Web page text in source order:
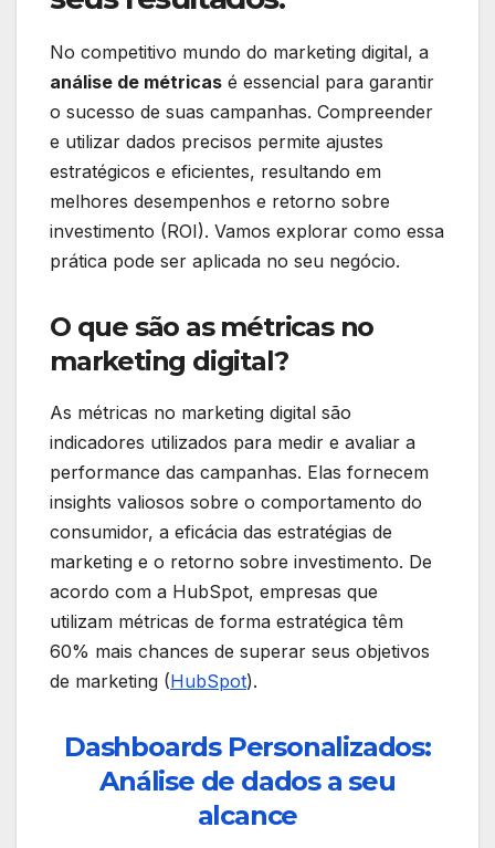
No competitivo mundo do marketing digital, a
análise de métricas é essencial para garantir
o sucesso de suas campanhas. Compreender
e utilizar dados precisos permite ajustes
estratégicos e eficientes, resultando em
melhores desempenhos e retorno sobre
investimento (ROI). Vamos explorar como essa
prática pode ser aplicada no seu negócio.
O que são as métricas no
marketing digital?
As métricas no marketing digital são
indicadores utilizados para medir e avaliar a
performance das campanhas. Elas fornecem
insights valiosos sobre o comportamento do
consumidor, a eficácia das estratégias de
marketing e o retorno sobre investimento. De
acordo com a HubSpot, empresas que
utilizam métricas de forma estratégica têm
60% mais chances de superar seus objetivos
de marketing (HubSpot).
Dashboards Personalizados:
Análise de dados a seu
alcance